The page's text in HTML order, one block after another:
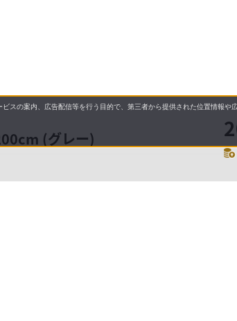
(グレー)
スの案内、広告配信等を行う目的で、第三者から提供された位置情報